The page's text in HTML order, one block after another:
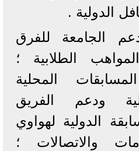
الدولية .
الجامعة للفرق
الطلابية ؛
المحلية
ودعم الفريق
الدولية لهواوي
والاتصالات ؛